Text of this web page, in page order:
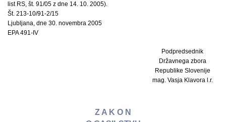
list RS, št. 91/05 z dne 14. 10. 2005).
Št. 213-10/91-2/15
Ljubljana, dne 30. novembra 2005
EPA 491-IV
Podpredsednik
Državnega zbora
Republike Slovenije
mag. Vasja Klavora l.r.
Z A K O N